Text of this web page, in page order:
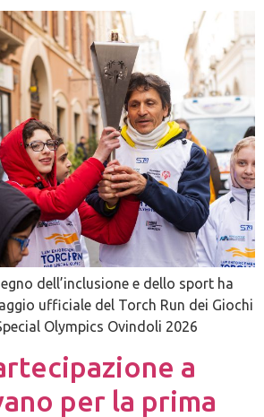
dell’inclusione e dello sport ha
ufficiale del Torch Run dei Giochi
Olympics Ovindoli 2026
a
per la prima